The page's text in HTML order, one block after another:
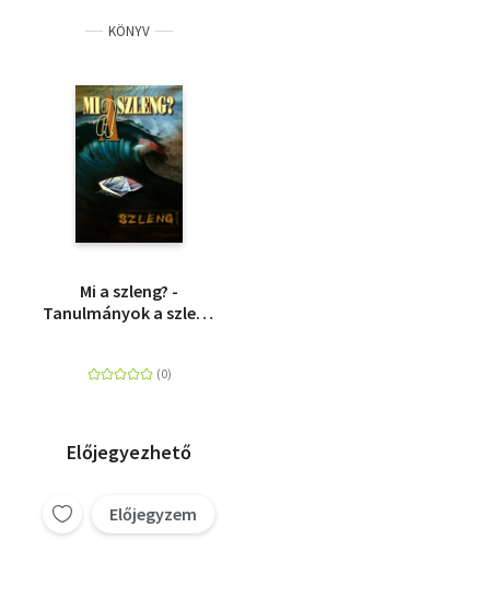
KÖNYV
Mi a szleng? -
Tanulmányok a szleng
Előjegyezhető
Előjegyzem